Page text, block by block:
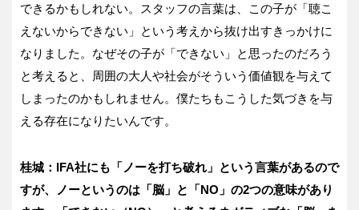
できるかもしれない。スタッフの言葉は、この子が「聴こ
えないからできない」という考えから抜け出すきっかけに
なりました。なぜその子が「できない」と思ったのだろう
と考えると、周囲の大人や社会がそういう価値観を与えて
しまったのかもしれません。僕たちもこうした気づきを与
える存在になりたいんです。
桂城：IFA社にも「ノーを打ち破れ」という言葉があるので
すが、ノーというのは「脳」と「NO」の2つの意味があり